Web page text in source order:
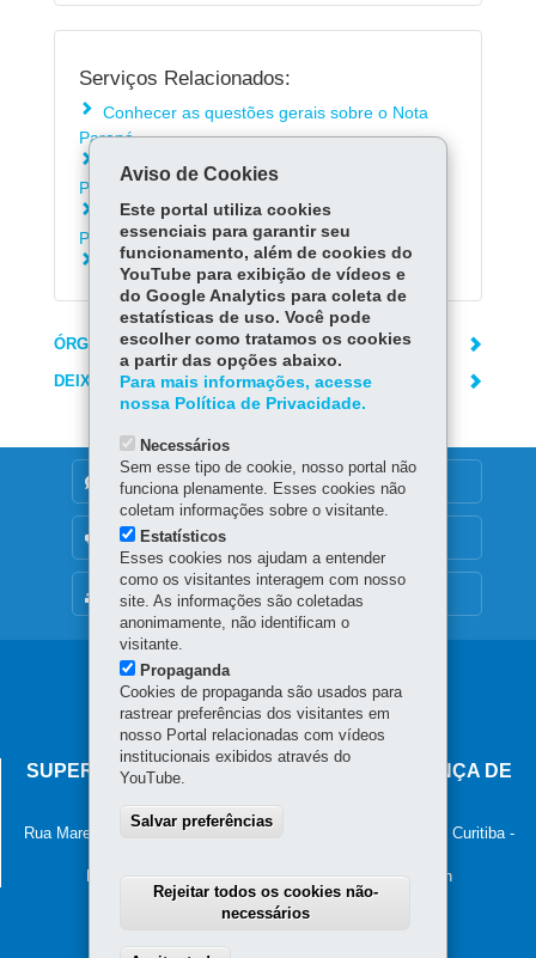
Serviços Relacionados:
Conhecer as questões gerais sobre o Nota
Paraná
Saber como utilizar os créditos do Nota
Paraná para pagar o IPVA
Saber como resgatar os créditos do Nota
Paraná
Conferir seu saldo no Nota Paraná
ÓRGÃO RESPONSÁVEL
DEIXE SUA OPINIÃO
MAPA DO SITE
DENUNCIE CORRUPÇÃO
OUVIDORIA
Navegação
principal
SUPERINTENDÊNCIA-GERAL DE GOVERNANÇA DE
Rua Marechal Deodoro, 806, 13º andar - Centro Curitiba -
Horário de atendimento: 8h30 às 12h e 13h30 às 18h
Aviso de Cookies
Este portal utiliza cookies
essenciais para garantir seu
funcionamento, além de cookies do
YouTube para exibição de vídeos e
do Google Analytics para coleta de
estatísticas de uso. Você pode
escolher como tratamos os cookies
a partir das opções abaixo.
Para mais informações, acesse
nossa Política de Privacidade.
Necessários
Sem esse tipo de cookie, nosso portal não
funciona plenamente. Esses cookies não
coletam informações sobre o visitante.
Estatísticos
Esses cookies nos ajudam a entender
como os visitantes interagem com nosso
site. As informações são coletadas
anonimamente, não identificam o
visitante.
Propaganda
Cookies de propaganda são usados para
rastrear preferências dos visitantes em
nosso Portal relacionadas com vídeos
institucionais exibidos através do
YouTube.
Salvar preferências
Rejeitar todos os cookies não-
necessários